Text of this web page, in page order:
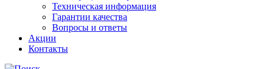
Техническая информация
Гарантии качества
Вопросы и ответы
Акции
Контакты